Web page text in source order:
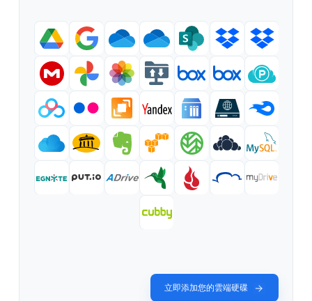
立即添加您的雲端硬碟